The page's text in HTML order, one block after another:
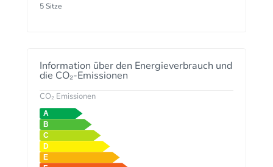
5 Sitze
Information über den Energieverbrauch und
die CO₂-Emissionen
CO₂ Emissionen